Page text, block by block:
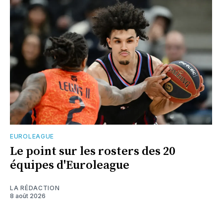
EUROLEAGUE
Le point sur les rosters des 20
équipes d'Euroleague
LA RÉDACTION
8 août 2026